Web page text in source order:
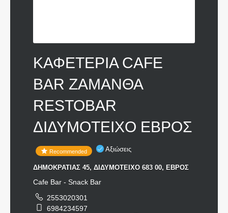
ΚΑΦΕΤΕΡΙΑ CAFE
BAR ΖΑΜΑΝΘΑ
RESTOBAR
ΔΙΔΥΜΟΤΕΙΧΟ ΕΒΡΟΣ
Recommended Αξιώσεις
ΔΗΜΟΚΡΑΤΙΑΣ 45, ΔΙΔΥΜΟΤΕΙΧΟ 683 00, ΕΒΡΟΣ
Cafe Bar - Snack Bar
2553020301
6984234597